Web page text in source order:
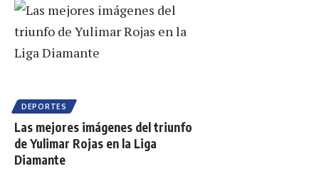
DEPORTES
Las mejores imágenes del triunfo
de Yulimar Rojas en la Liga
Diamante